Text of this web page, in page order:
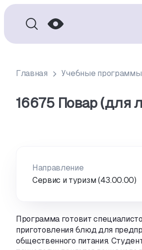
Главная Учебные программы
16675 Повар (для
Программа готовит
приготовления блюд для
общественного питания.
Направление
Сервис и туризм (43.00.00)